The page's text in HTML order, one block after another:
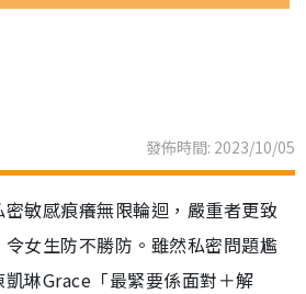
發佈時間: 2023/10/05
敏感痕癢無限輪迴，嚴重者更致
女生防不勝防。雖然私密問題尷
琳Grace「最緊要係面對＋解